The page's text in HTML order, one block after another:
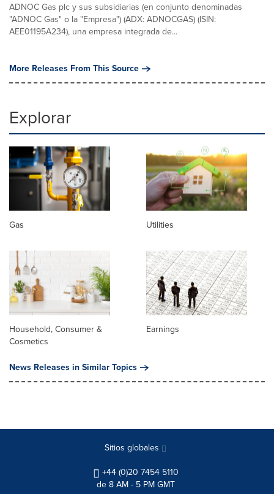
ADNOC Gas plc y sus subsidiarias (en conjunto denominadas
"ADNOC Gas" o la "Empresa") (ADX: ADNOCGAS) (ISIN:
AEE01195A234), una empresa integrada de...
More Releases From This Source
Explorar
Gas Utilities
Household, Consumer &
Cosmetics
Earnings
News Releases in Similar Topics
Sitios globales
+44 (0)20 7454 5110
de 8 AM - 5 PM GMT